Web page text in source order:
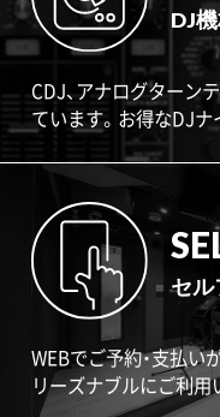
DJ
CDJ、アナログターン
ています。お得なDJ
セル
WEBでご予約・支払い
リーズナブルにご利用